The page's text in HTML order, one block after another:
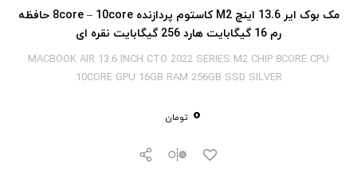
مک بوک ایر 13.6 اینچ M2 کاستوم پردازنده 8core – 10core حافظه
رم 16 گیگابایت هارد 256 گیگابایت نقره ای
MACBOOK AIR 13.6 INCH CTO 2022 SERIES M2 CHIP 8CORE CPU
10CORE GPU 16GB RAM 256GB SSD SILVER
0 تومان